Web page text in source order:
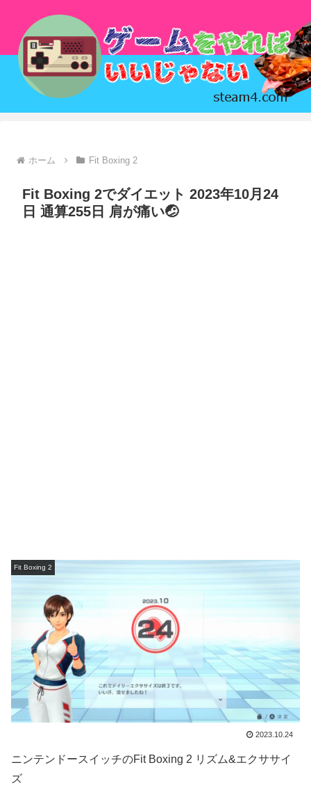
ホーム Fit Boxing 2
Fit Boxing 2でダイエット 2023年10月24
日 通算255日 肩が痛い🤕
Fit Boxing 2
2023.10.24
ニンテンドースイッチのFit Boxing 2 リズム&エクササイ
ズ